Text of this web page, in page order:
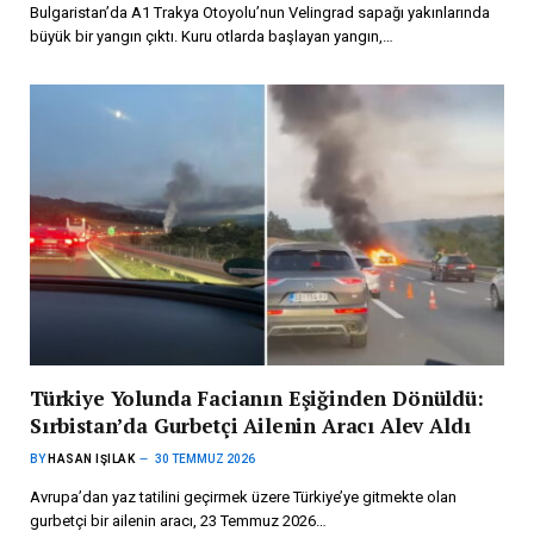
Bulgaristan’da A1 Trakya Otoyolu’nun Velingrad sapağı yakınlarında
büyük bir yangın çıktı. Kuru otlarda başlayan yangın,…
Türkiye Yolunda Facianın Eşiğinden Dönüldü:
Sırbistan’da Gurbetçi Ailenin Aracı Alev Aldı
BY HASAN IŞILAK 30 TEMMUZ 2026
Avrupa’dan yaz tatilini geçirmek üzere Türkiye’ye gitmekte olan
gurbetçi bir ailenin aracı, 23 Temmuz 2026…